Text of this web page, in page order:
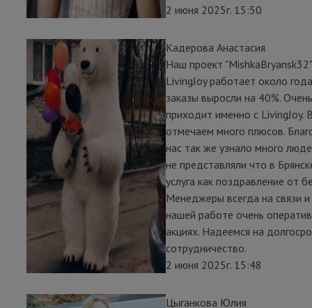
2 июня 2025г. 15:50
Кадерова Анастасия
Наш проект
LivingJoy работает около
заказы выросли на 40%.
приходит именно с LivingJoy.
отмечаем много плюсов.
нас так же узнало много
не представляли что в
услуга как поздравление от
Менеджеры всегда на связи и
нашей работе очень
акциях. Надеемся на
сотрудничество.
2 июня 2025г. 15:48
Цыганкова Юлия